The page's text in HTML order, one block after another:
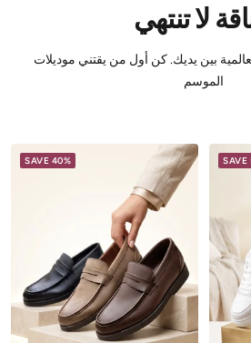
لا تنتهي
بين يديك. كن أول من يقتني موديلات
الموسم
SAVE 40% SAVE